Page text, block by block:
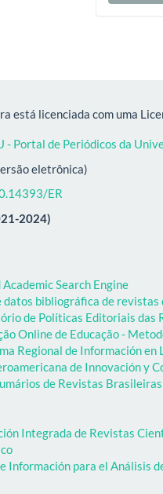
está licenciada com uma
- Portal de Periódicos da
eletrônica)
ER
2024)
Search Engine
datos bibliográfica de
de Políticas Editoriais das
Online de Educação -
Regional de Información
de Innovación y
de Revistas Brasileiras
Integrada de Revistas
Información para el Análisis